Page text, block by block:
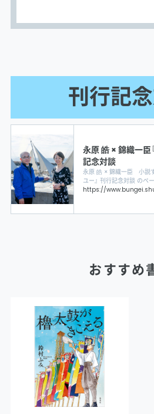
刊行記
永原 皓 × 錦織一臣
記念対談
永原 皓 × 錦織一臣 小説
ユー』 刊行記念対談 のペ
ンは集英社が刊行する文
お届けします。ここでし
https://
おすすめ